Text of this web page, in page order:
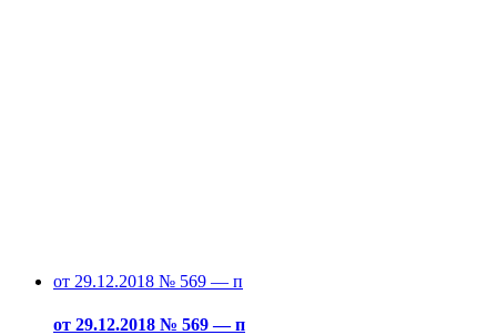
от 29.12.2018 № 569 — п
от 29.12.2018 № 569 — п